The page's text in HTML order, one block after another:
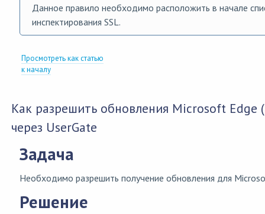
Данное правило необходимо расположить в начале
инспектирования SSL.
Просмотреть как статью
к началу
Как разрешить обновления Microsoft Edge
через UserGate
Задача
Необходимо разрешить получение обновления для
Решение